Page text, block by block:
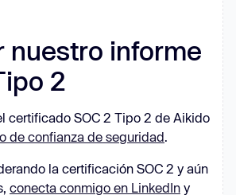
nuestro informe
2
certificado SOC 2 Tipo 2 de Aikido
de confianza de seguridad.
la certificación SOC 2 y aún
conecta conmigo en LinkedIn y